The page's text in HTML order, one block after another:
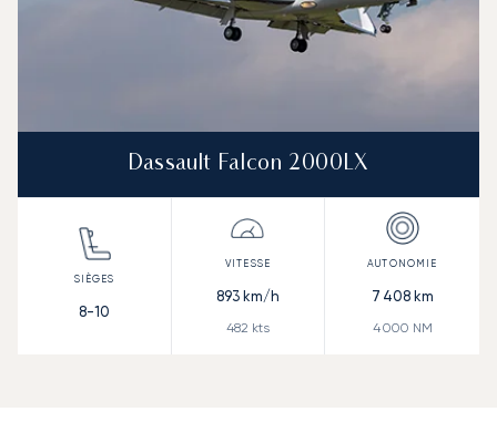
Dassault Falcon 2000LX
8-10
893km/h
482 kts
7 408km
4 000 NM